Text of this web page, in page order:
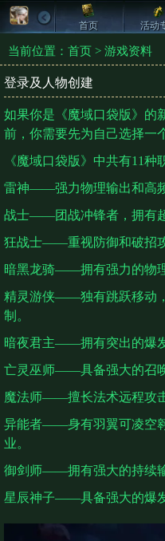
首页 活动
当前位置： 首页 > 游戏资料
登录及人物创建
如果你是《魔域口袋版》的
前，你需要先为自己选择一
《魔域口袋版》中共有11种
雷神——强力物理输出和高频
战士——团战冲锋者，拥有
狂战士——重视防御和破招攻
暗黑龙骑——拥有强力的物
精灵游侠——独有跳跃移动
制。
暗夜君主——拥有突出的爆
亡灵巫师——具备强大的召唤
魔法师——擅长法术远程攻击
异能者——身有羽翼可凌空
业。
御剑师——拥有强大的持续
星辰神子——具备强大的爆